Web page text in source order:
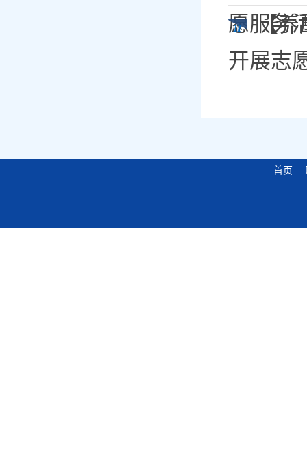
愿服务
11
【
开展志
首页